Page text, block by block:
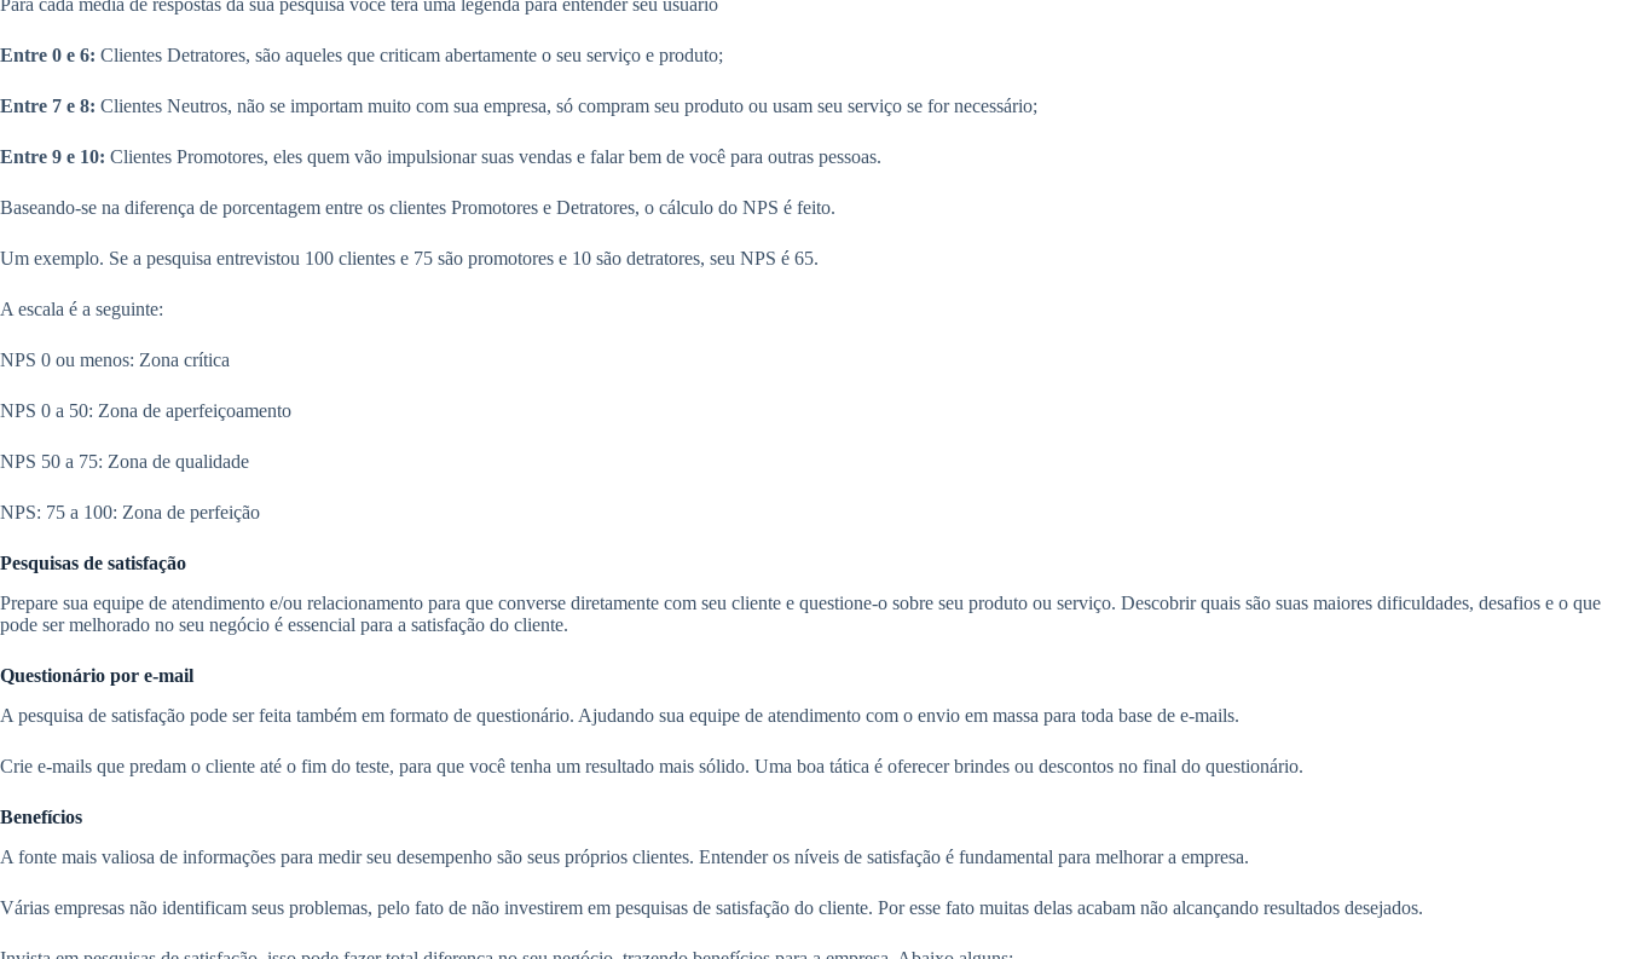
Para cada média de respostas da sua pesquisa você terá uma legenda para entender seu usuário
Entre 0 e 6: Clientes Detratores, são aqueles que criticam abertamente o seu serviço e produto;
Entre 7 e 8: Clientes Neutros, não se importam muito com sua empresa, só compram seu produto ou usam seu serviço se for necessário;
Entre 9 e 10: Clientes Promotores, eles quem vão impulsionar suas vendas e falar bem de você para outras pessoas.
Baseando-se na diferença de porcentagem entre os clientes Promotores e Detratores, o cálculo do NPS é feito.
Um exemplo. Se a pesquisa entrevistou 100 clientes e 75 são promotores e 10 são detratores, seu NPS é 65.
A escala é a seguinte:
NPS 0 ou menos: Zona crítica
NPS 0 a 50: Zona de aperfeiçoamento
NPS 50 a 75: Zona de qualidade
NPS: 75 a 100: Zona de perfeição
Pesquisas de satisfação
Prepare sua equipe de atendimento e/ou relacionamento para que converse diretamente com seu cliente e questione-o sobre seu produto ou serviço. Descobrir quais são suas maiores dificuldades, desafios e o que
pode ser melhorado no seu negócio é essencial para a satisfação do cliente.
Questionário por e-mail
A pesquisa de satisfação pode ser feita também em formato de questionário. Ajudando sua equipe de atendimento com o envio em massa para toda base de e-mails.
Crie e-mails que predam o cliente até o fim do teste, para que você tenha um resultado mais sólido. Uma boa tática é oferecer brindes ou descontos no final do questionário.
Benefícios
A fonte mais valiosa de informações para medir seu desempenho são seus próprios clientes. Entender os níveis de satisfação é fundamental para melhorar a empresa.
Várias empresas não identificam seus problemas, pelo fato de não investirem em pesquisas de satisfação do cliente. Por esse fato muitas delas acabam não alcançando resultados desejados.